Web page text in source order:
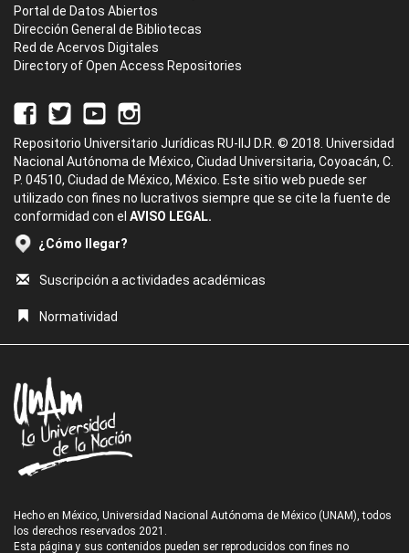
Portal de Datos Abiertos
Dirección General de Bibliotecas
Red de Acervos Digitales
Directory of Open Access Repositories
Repositorio Universitario Jurídicas RU-IIJ D.R. © 2018. Universidad
Nacional Autónoma de México, Ciudad Universitaria, Coyoacán, C.
P. 04510, Ciudad de México, México. Este sitio web puede ser
utilizado con fines no lucrativos siempre que se cite la fuente de
conformidad con el AVISO LEGAL.
¿Cómo llegar?
Suscripción a actividades académicas
Normatividad
Hecho en México, Universidad Nacional Autónoma de México (UNAM), todos
los derechos reservados 2021.
Esta página y sus contenidos pueden ser reproducidos con fines no